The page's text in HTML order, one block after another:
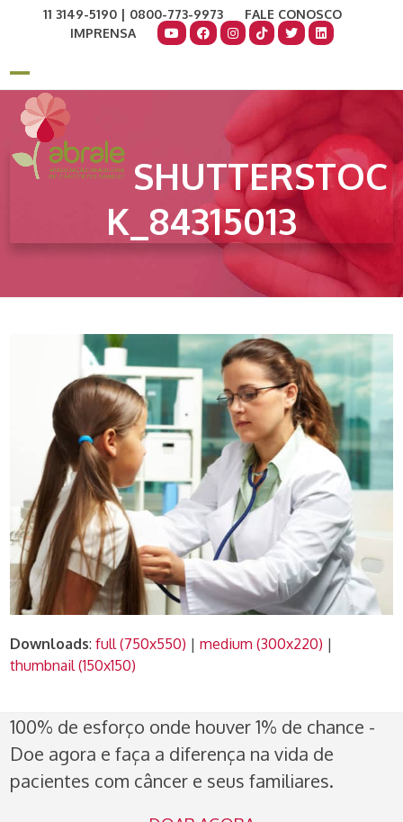
11 3149-5190 | 0800-773-9973
FALE CONOSCO
IMPRENSA
Open
mobile
menu
Close
mobile
menu
SHUTTERSTOC
K_84315013
Downloads:full (750x550) |medium (300x220) |
thumbnail (150x150)
100% de esforço onde houver 1% de chance -
Doe agora e faça a diferença na vida de
pacientes com câncer e seus familiares.